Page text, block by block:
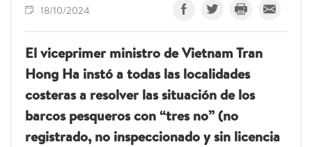
18/10/2024
El viceprimer ministro de Vietnam Tran
Hong Ha instó a todas las localidades
costeras a resolver las situación de los
barcos pesqueros con “tres no” (no
registrado, no inspeccionado y sin licencia